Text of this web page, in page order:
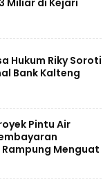
Miliar di Kejari
Hukum Riky Soroti
Bank Kalteng
Pintu Air
Menguat